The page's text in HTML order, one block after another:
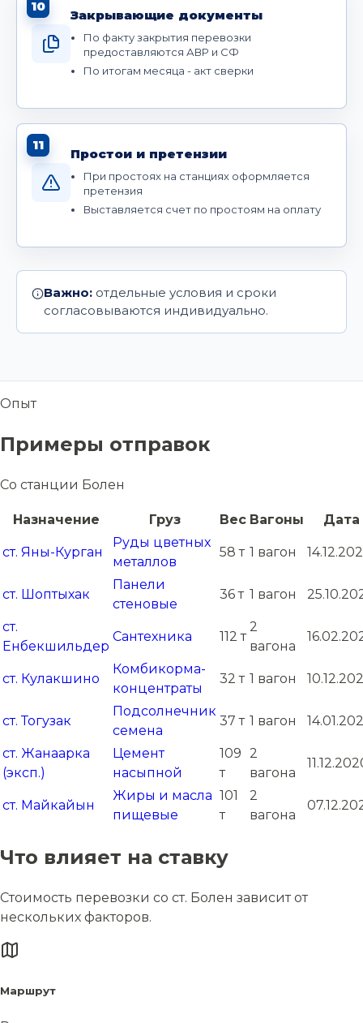
10
Закрывающие документы
По факту закрытия перевозки
предоставляются АВР и СФ
По итогам месяца - акт сверки
11
Простои и претензии
При простоях на станциях оформляется
претензия
Выставляется счет по простоям на оплату
Важно: отдельные условия и сроки
согласовываются индивидуально.
Опыт
Примеры отправок
Со станции Болен
Назначение Груз Вес Вагоны Дата
ст. Яны-Курган
Руды цветных
металлов
58 т 1 вагон
ст. Шоптыхак
Панели
стеновые
36 т 1 вагон
ст.
Енбекшильдер
Сантехника 112 т
2
вагона
ст. Кулакшино
Комбикорма-
концентраты
32 т 1 вагон
ст. Тогузак
Подсолнечник
семена
37 т 1 вагон
ст. Жанаарка
(эксп.)
Цемент
насыпной
109
т
2
вагона
ст. Майкайын
Жиры и масла
пищевые
101
т
2
вагона
Что влияет на ставку
Стоимость перевозки со ст. Болен зависит от
нескольких факторов.
Маршрут